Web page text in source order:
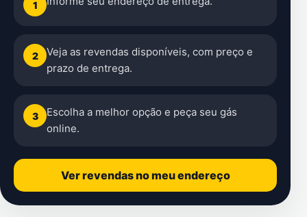
1
2
Veja as revendas disponíveis, com preço e
prazo de entrega.
3
Escolha a melhor opção e peça seu gás
online.
Ver revendas no meu endereço